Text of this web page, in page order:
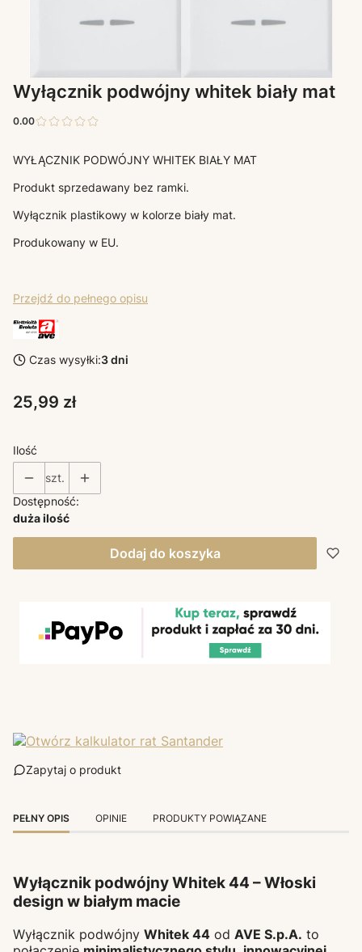
Wyłącznik podwójny whitek biały mat
0.00
WYŁĄCZNIK PODWÓJNY WHITEK BIAŁY MAT
Produkt sprzedawany bez ramki.
Wyłącznik plastikowy w kolorze biały mat.
Produkowany w EU.
Przejdź do pełnego opisu
Czas wysyłki:3 dni
Cena
25,99 zł
Ilość
szt.
Dostępność:
duża ilość
Dodaj do koszyka
Zapytaj o produkt
PEŁNY OPIS OPINIE PRODUKTY POWIĄZANE
Wyłącznik podwójny Whitek 44 – Włoski
design w białym macie
Wyłącznik podwójny Whitek 44 od AVE S.p.A. to